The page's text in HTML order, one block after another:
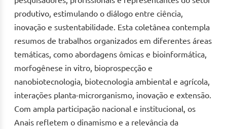
produtivo, estimulando o diálogo entre ciência,
inovação e sustentabilidade. Esta coletânea contempla
resumos de trabalhos organizados em diferentes áreas
temáticas, como abordagens ômicas e bioinformática,
morfogênese in vitro, bioprospecção e
nanobiotecnologia, biotecnologia ambiental e agrícola,
interações planta-microrganismo, inovação e extensão.
Com ampla participação nacional e institucional, os
Anais refletem o dinamismo e a relevância da